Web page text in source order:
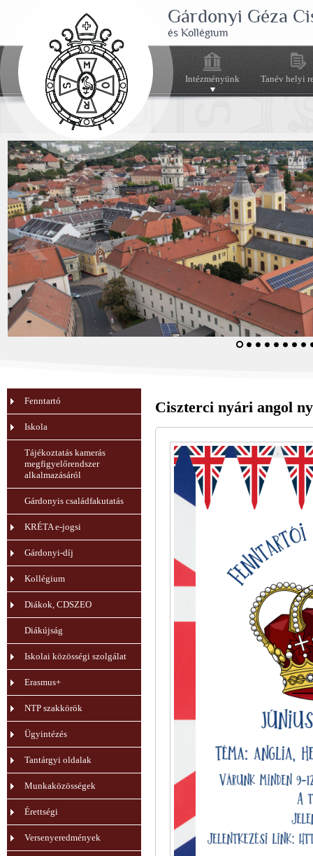
Gárdonyi Géza
és Kollégium
Intézményünk Tanév helyi
Fenntartó
Iskola
Tájékoztatás kamerás
megfigyelőrendszer
alkalmazásáról
Gárdonyis családfakutatás
KRÉTA e-jogsi
Gárdonyi-díj
Kollégium
Diákok, CDSZEO
Diákújság
Iskolai közösségi szolgálat
Erasmus+
NTP szakkörök
Ügyintézés
Tantárgyi oldalak
Munkaközösségek
Érettségi
Versenyeredmények
Ciszterci nyári angol